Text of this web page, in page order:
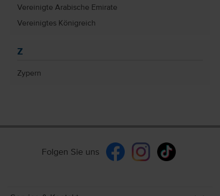
Vereinigte Arabische Emirate
Vereinigtes Königreich
Z
Zypern
Folgen Sie uns